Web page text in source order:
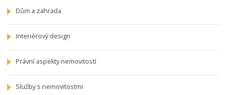
Dům a zahrada
Interiérový design
Právní aspekty nemovitostí
Služby s nemovitostmi